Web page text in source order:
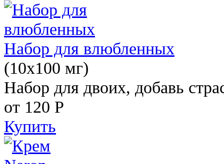
Набор для влюбленных
(10х100 мг)
Набор для двоих, добавь
от 120 Р
Купить